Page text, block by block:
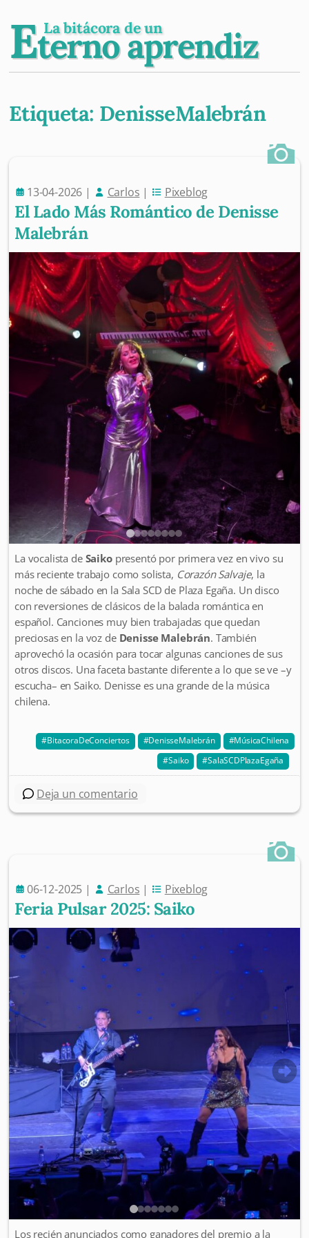
Eterno aprendiz
La bitácora de un
Etiqueta: DenisseMalebrán
13-04-2026 | Carlos | Pixeblog
El Lado Más Romántico de Denisse
Malebrán
La vocalista de Saikopresentó por primera vez en vivo su
más reciente trabajo como solista, Corazón Salvaje, la
noche de sábado en la Sala SCD de Plaza Egaña. Un disco
con reversiones de clásicos de la balada romántica en
español. Canciones muy bien trabajadas que quedan
preciosas en la voz de Denisse Malebrán. También
aprovechó la ocasión para tocar algunas canciones de sus
otros discos. Una faceta bastante diferente a lo que se ve –y
escucha– en Saiko. Denisse es una grande de la música
chilena.
BitacoraDeConciertos DenisseMalebrán
MúsicaChilena
Saiko
SalaSCDPlazaEgaña
Deja un comentario
06-12-2025 | Carlos | Pixeblog
Feria Pulsar 2025: Saiko
Los recién anunciados como ganadores del premio a la